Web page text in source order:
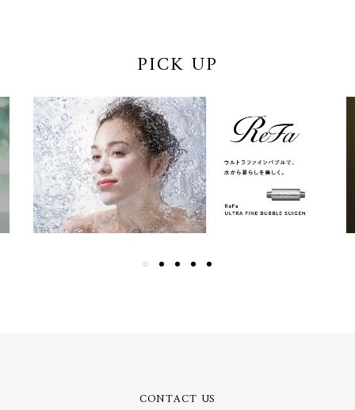
PICK UP
CONTACT US